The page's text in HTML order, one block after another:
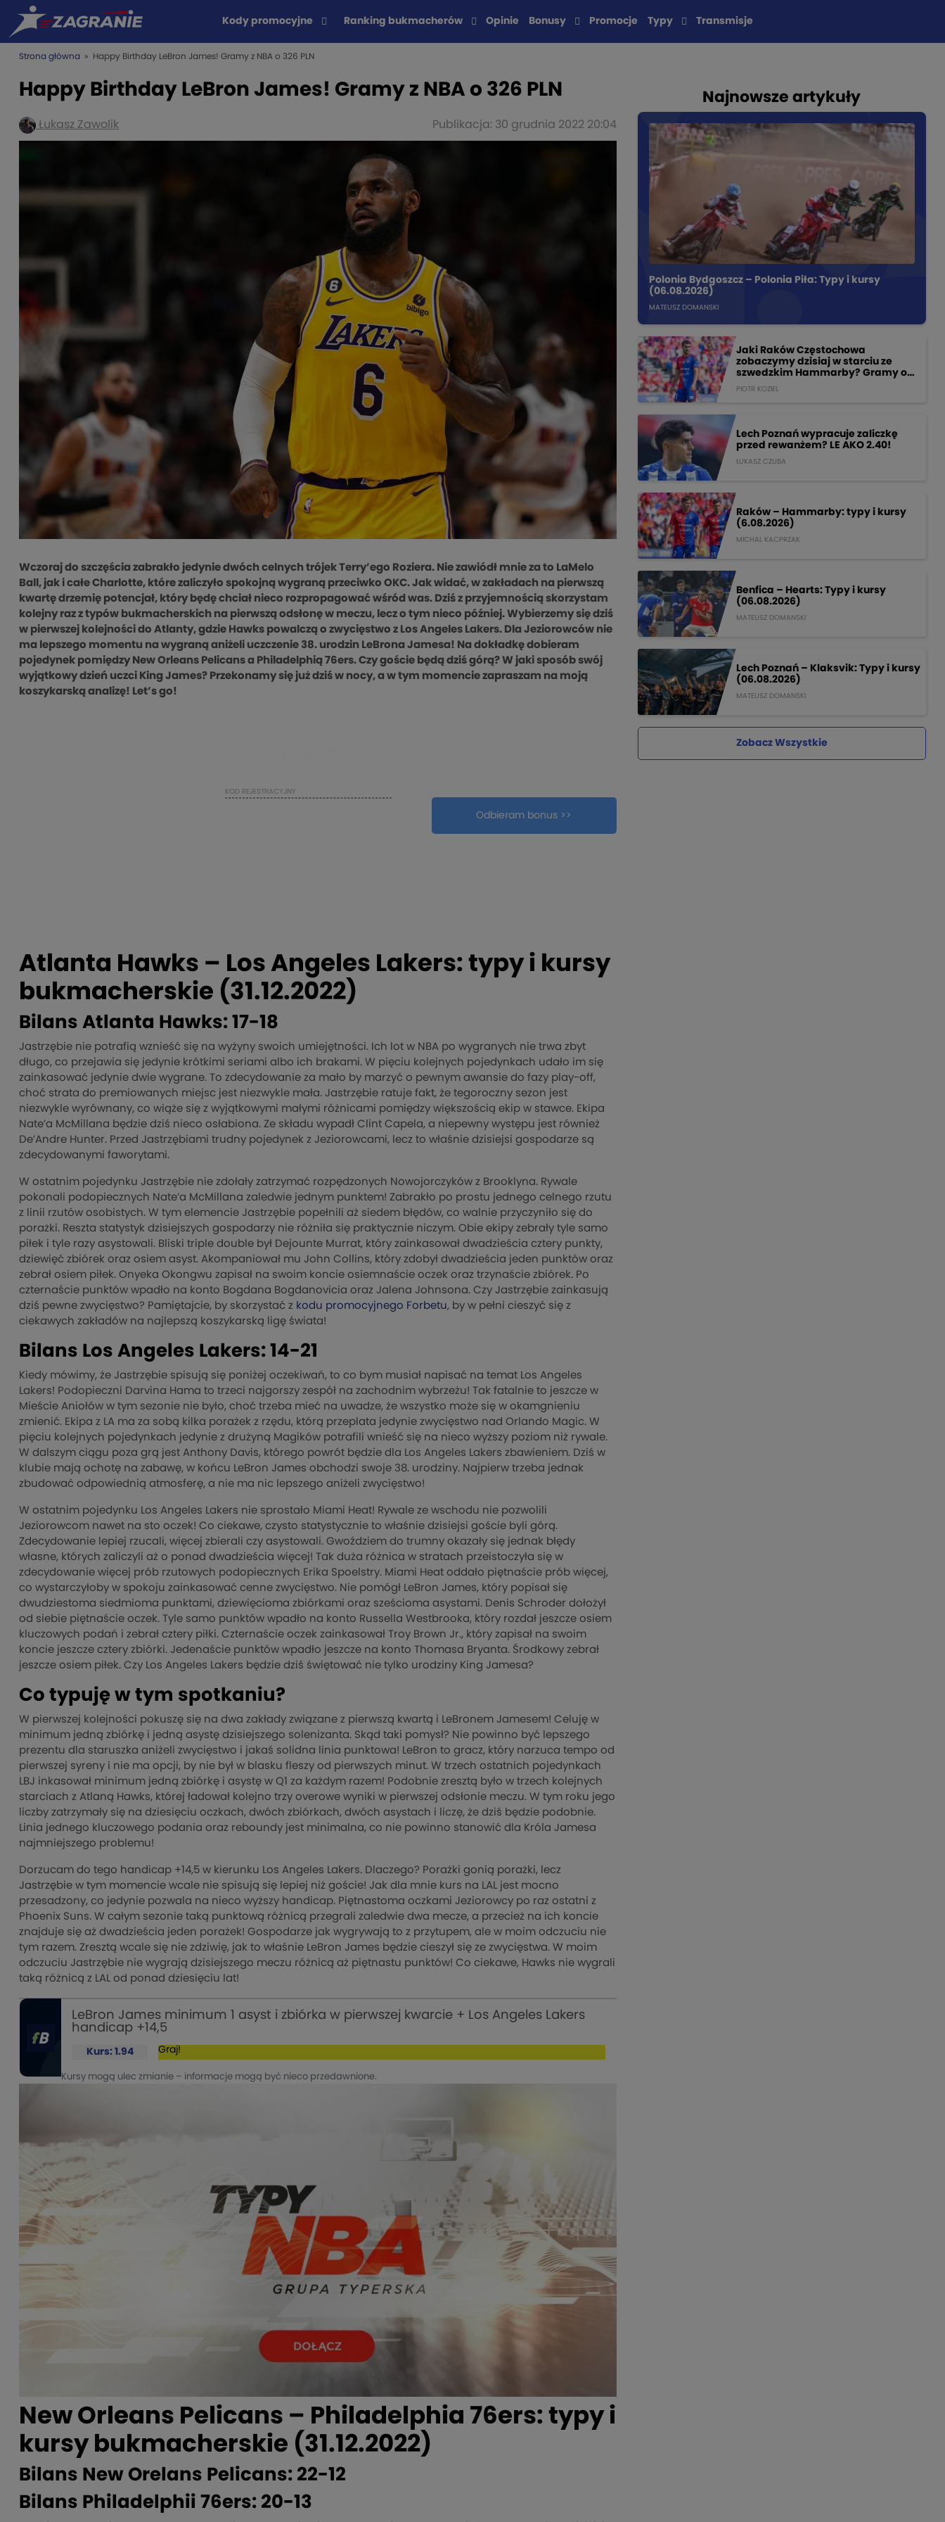
Kody promocyjne Ranking bukmacherów Opinie Bonusy Promocje Typy Transmisje
Strona główna » Happy Birthday LeBron James! Gramy z NBA o 326 PLN
Happy Birthday LeBron James! Gramy z NBA o 326 PLN
Łukasz Zawolik Publikacja: 30 grudnia 2022 20:04
Wczoraj do szczęścia zabrakło jedynie dwóch celnych trójek Terry’ego Roziera. Nie zawiódł mnie za to LaMelo
Ball, jak i całe Charlotte, które zaliczyło spokojną wygraną przeciwko OKC. Jak widać, w zakładach na pierwszą
kwartę drzemię potencjał, który będę chciał nieco rozpropagować wśród was. Dziś z przyjemnością skorzystam
kolejny raz z typów bukmacherskich na pierwszą odsłonę w meczu, lecz o tym nieco później. Wybierzemy się dziś
w pierwszej kolejności do Atlanty, gdzie Hawks powalczą o zwycięstwo z Los Angeles Lakers. Dla Jeziorowców nie
ma lepszego momentu na wygraną aniżeli uczczenie 38. urodzin LeBrona Jamesa! Na dokładkę dobieram
pojedynek pomiędzy New Orleans Pelicans a Philadelphią 76ers. Czy goście będą dziś górą? W jaki sposób swój
wyjątkowy dzień uczci King James? Przekonamy się już dziś w nocy, a w tym momencie zapraszam na moją
koszykarską analizę! Let’s go!
KOD REJESTRACYJNY
kopiuj
Odbieram bonus >>
Atlanta Hawks – Los Angeles Lakers: typy i kursy
bukmacherskie (31.12.2022)
Bilans Atlanta Hawks: 17-18
Jastrzębie nie potrafią wznieść się na wyżyny swoich umiejętności. Ich lot w NBA po wygranych nie trwa zbyt
długo, co przejawia się jedynie krótkimi seriami albo ich brakami. W pięciu kolejnych pojedynkach udało im się
zainkasować jedynie dwie wygrane. To zdecydowanie za mało by marzyć o pewnym awansie do fazy play-off,
choć strata do premiowanych miejsc jest niezwykle mała. Jastrzębie ratuje fakt, że tegoroczny sezon jest
niezwykle wyrównany, co wiąże się z wyjątkowymi małymi różnicami pomiędzy większością ekip w stawce. Ekipa
Nate’a McMillana będzie dziś nieco osłabiona. Ze składu wypadł Clint Capela, a niepewny występu jest również
De’Andre Hunter. Przed Jastrzębiami trudny pojedynek z Jeziorowcami, lecz to właśnie dzisiejsi gospodarze są
zdecydowanymi faworytami.
W ostatnim pojedynku Jastrzębie nie zdołały zatrzymać rozpędzonych Nowojorczyków z Brooklyna. Rywale
pokonali podopiecznych Nate’a McMillana zaledwie jednym punktem! Zabrakło po prostu jednego celnego rzutu
z linii rzutów osobistych. W tym elemencie Jastrzębie popełnili aż siedem błędów, co walnie przyczyniło się do
porażki. Reszta statystyk dzisiejszych gospodarzy nie różniła się praktycznie niczym. Obie ekipy zebrały tyle samo
piłek i tyle razy asystowali. Bliski triple double był Dejounte Murrat, który zainkasował dwadzieścia cztery punkty,
dziewięć zbiórek oraz osiem asyst. Akompaniował mu John Collins, który zdobył dwadzieścia jeden punktów oraz
zebrał osiem piłek. Onyeka Okongwu zapisał na swoim koncie osiemnaście oczek oraz trzynaście zbiórek. Po
czternaście punktów wpadło na konto Bogdana Bogdanovicia oraz Jalena Johnsona. Czy Jastrzębie zainkasują
dziś pewne zwycięstwo? Pamiętajcie, by skorzystać z kodu promocyjnego Forbetu, by w pełni cieszyć się z
ciekawych zakładów na najlepszą koszykarską ligę świata!
Bilans Los Angeles Lakers: 14-21
Kiedy mówimy, że Jastrzębie spisują się poniżej oczekiwań, to co bym musiał napisać na temat Los Angeles
Lakers! Podopieczni Darvina Hama to trzeci najgorszy zespół na zachodnim wybrzeżu! Tak fatalnie to jeszcze w
Mieście Aniołów w tym sezonie nie było, choć trzeba mieć na uwadze, że wszystko może się w okamgnieniu
zmienić. Ekipa z LA ma za sobą kilka porażek z rzędu, którą przeplata jedynie zwycięstwo nad Orlando Magic. W
pięciu kolejnych pojedynkach jedynie z drużyną Magików potrafili wnieść się na nieco wyższy poziom niż rywale.
W dalszym ciągu poza grą jest Anthony Davis, którego powrót będzie dla Los Angeles Lakers zbawieniem. Dziś w
klubie mają ochotę na zabawę, w końcu LeBron James obchodzi swoje 38. urodziny. Najpierw trzeba jednak
zbudować odpowiednią atmosferę, a nie ma nic lepszego aniżeli zwycięstwo!
W ostatnim pojedynku Los Angeles Lakers nie sprostało Miami Heat! Rywale ze wschodu nie pozwolili
Jeziorowcom nawet na sto oczek! Co ciekawe, czysto statystycznie to właśnie dzisiejsi goście byli górą.
Zdecydowanie lepiej rzucali, więcej zbierali czy asystowali. Gwoździem do trumny okazały się jednak błędy
własne, których zaliczyli aż o ponad dwadzieścia więcej! Tak duża różnica w stratach przeistoczyła się w
zdecydowanie więcej prób rzutowych podopiecznych Erika Spoelstry. Miami Heat oddało piętnaście prób więcej,
co wystarczyłoby w spokoju zainkasować cenne zwycięstwo. Nie pomógł LeBron James, który popisał się
dwudziestoma siedmioma punktami, dziewięcioma zbiórkami oraz sześcioma asystami. Denis Schroder dołożył
od siebie piętnaście oczek. Tyle samo punktów wpadło na konto Russella Westbrooka, który rozdał jeszcze osiem
kluczowych podań i zebrał cztery piłki. Czternaście oczek zainkasował Troy Brown Jr., który zapisał na swoim
koncie jeszcze cztery zbiórki. Jedenaście punktów wpadło jeszcze na konto Thomasa Bryanta. Środkowy zebrał
jeszcze osiem piłek. Czy Los Angeles Lakers będzie dziś świętować nie tylko urodziny King Jamesa?
Co typuję w tym spotkaniu?
W pierwszej kolejności pokuszę się na dwa zakłady związane z pierwszą kwartą i LeBronem Jamesem! Celuję w
minimum jedną zbiórkę i jedną asystę dzisiejszego solenizanta. Skąd taki pomysł? Nie powinno być lepszego
prezentu dla staruszka aniżeli zwycięstwo i jakaś solidna linia punktowa! LeBron to gracz, który narzuca tempo od
pierwszej syreny i nie ma opcji, by nie był w blasku fleszy od pierwszych minut. W trzech ostatnich pojedynkach
LBJ inkasował minimum jedną zbiórkę i asystę w Q1 za każdym razem! Podobnie zresztą było w trzech kolejnych
starciach z Atlaną Hawks, której ładował kolejno trzy overowe wyniki w pierwszej odsłonie meczu. W tym roku jego
liczby zatrzymały się na dziesięciu oczkach, dwóch zbiórkach, dwóch asystach i liczę, że dziś będzie podobnie.
Linia jednego kluczowego podania oraz reboundy jest minimalna, co nie powinno stanowić dla Króla Jamesa
najmniejszego problemu!
Dorzucam do tego handicap +14,5 w kierunku Los Angeles Lakers. Dlaczego? Porażki gonią porażki, lecz
Jastrzębie w tym momencie wcale nie spisują się lepiej niż goście! Jak dla mnie kurs na LAL jest mocno
przesadzony, co jedynie pozwala na nieco wyższy handicap. Piętnastoma oczkami Jeziorowcy po raz ostatni z
Phoenix Suns. W całym sezonie taką punktową różnicą przegrali zaledwie dwa mecze, a przecież na ich koncie
znajduje się aż dwadzieścia jeden porażek! Gospodarze jak wygrywają to z przytupem, ale w moim odczuciu nie
tym razem. Zresztą wcale się nie zdziwię, jak to właśnie LeBron James będzie cieszył się ze zwycięstwa. W moim
odczuciu Jastrzębie nie wygrają dzisiejszego meczu różnicą aż piętnastu punktów! Co ciekawe, Hawks nie wygrali
taką różnicą z LAL od ponad dziesięciu lat!
LeBron James minimum 1 asyst i zbiórka w pierwszej kwarcie + Los Angeles Lakers
handicap +14,5
Kurs: 1.94 Graj!
Kursy mogą ulec zmianie – informacje mogą być nieco przedawnione.
New Orleans Pelicans – Philadelphia 76ers: typy i
kursy bukmacherskie (31.12.2022)
Bilans New Orelans Pelicans: 22-12
Bilans Philadelphii 76ers: 20-13
Najnowsze artykuły
Polonia Bydgoszcz – Polonia Piła: Typy i kursy
(06.08.2026)
MATEUSZ DOMANSKI
Jaki Raków Częstochowa
zobaczymy dzisiaj w starciu ze
szwedzkim Hammarby? Gramy o
PIOTR KOZIEL
Lech Poznań wypracuje zaliczkę
przed rewanżem? LE AKO 2.40!
ŁUKASZ CZUBA
Raków – Hammarby: typy i kursy
(6.08.2026)
MICHAL KACPRZAK
Benfica – Hearts: Typy i kursy
(06.08.2026)
MATEUSZ DOMANSKI
Lech Poznań – Klaksvik: Typy i kursy
(06.08.2026)
MATEUSZ DOMANSKI
Zobacz Wszystkie